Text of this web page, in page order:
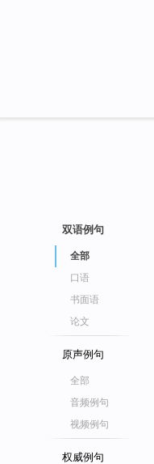
双语例句
全部
口语
书面语
论文
原声例句
全部
音频例句
视频例句
权威例句